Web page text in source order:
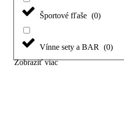
Športové fľaše (0)
Vínne sety a BAR (0)
Zobraziť viac